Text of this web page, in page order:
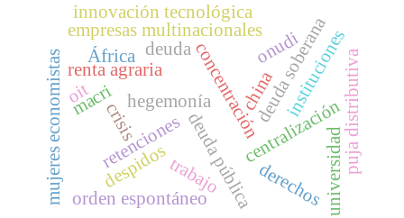
deuda pública
hegemonía
renta agraria concentracióncentralización
empresas multinacionales
china
deuda soberana
retenciones
crisis
deuda
macri
onudi
oit puja distributiva
despidos universidad
orden espontáneo
innovación tecnológica
África
mujeres economistas instituciones
derechos
trabajo